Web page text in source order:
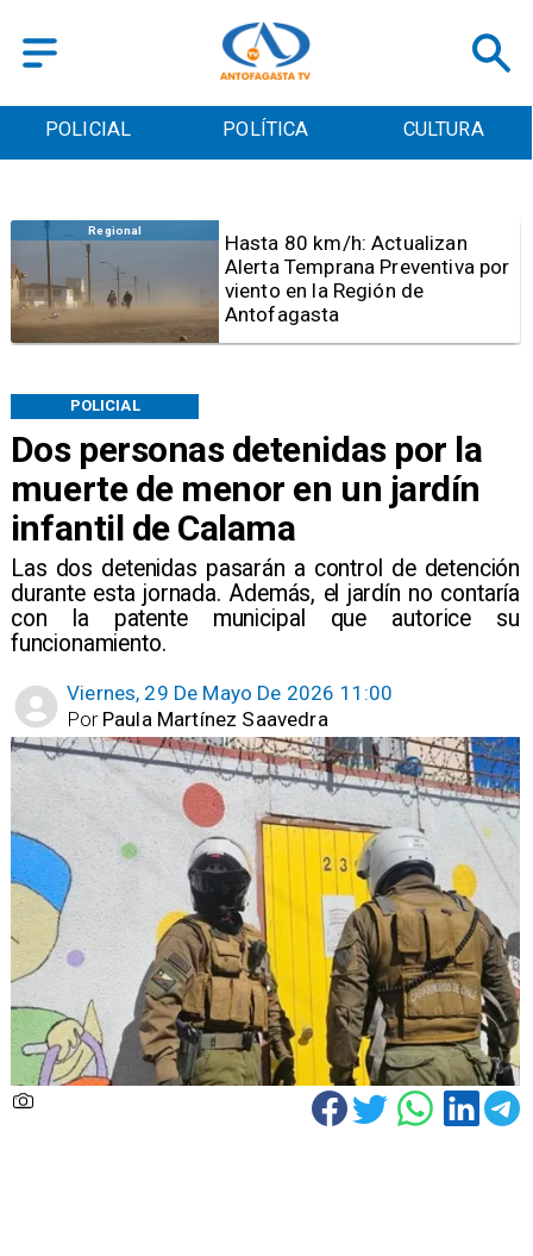
POLICIAL POLÍTICA CULTURA
Dos personas detenidas por la
muerte de menor en un jardín
infantil de Calama
Las dos detenidas pasarán a control de detención
durante esta jornada. Además, el jardín no contaría
con la patente municipal que autorice su
funcionamiento.
POLICIAL
Viernes, 29 De Mayo De 2026 11:00
Paula Martínez Saavedra
Por
Antofagasta
Detienen a sujeto por iniciar
quema para sacar cables
eléctricos en el sector norte de
Antofagasta